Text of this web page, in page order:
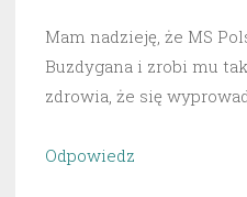
Mam nadzieję, że MS
Buzdygana i zrobi mu
zdrowia, że się
Odpowiedz